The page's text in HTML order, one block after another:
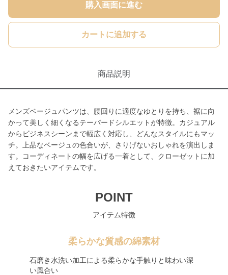
購入画面に進む
カートに追加する
商品説明
メンズベージュパンツは、腰回りに適度なゆとりを持ち、裾に向
かって美しく細くなるテーパードシルエットが特徴。カジュアル
からビジネスシーンまで幅広く対応し、どんなスタイルにもマッ
チ。上品なベージュの色合いが、さりげないおしゃれを演出しま
す。コーディネートの幅を広げる一着として、クローゼットに加
えておきたいアイテムです。
POINT
アイテム特徴
柔らかな質感の綿素材
石磨き水洗い加工による柔らかな手触りと味わい深
い風合い